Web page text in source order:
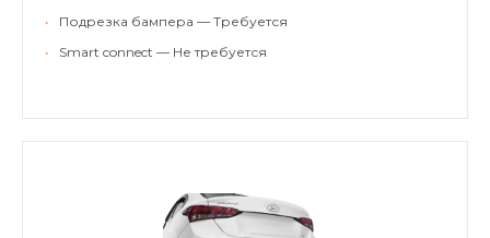
•
Подрезка бампера — Требуется
•
Smart connect — Не требуется